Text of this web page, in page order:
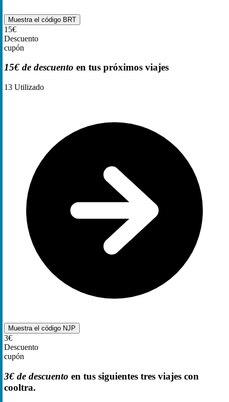
Muestra el código BRT
15€
Descuento
cupón
15€ de descuento en tus próximos viajes
13 Utilizado
Muestra el código NJP
3€
Descuento
cupón
3€ de descuento en tus siguientes tres viajes con
cooltra.